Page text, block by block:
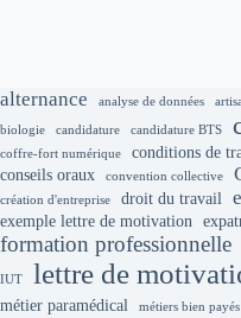
alternance analyse de données
biologie candidature candidature BTS
coffre-fort numérique conditions de
conseils oraux
convention collective
création d'entreprise droit du travail
exemple lettre de motivation
formation professionnelle
IUT lettre de
métier paramédical métiers bien payés